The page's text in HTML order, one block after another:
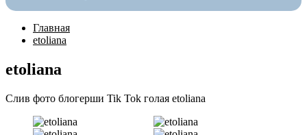
Главная
etoliana
etoliana
Слив фото блогерши Tik Tok голая etoliana